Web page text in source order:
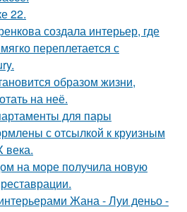
22.
создала интерьер, где
переплетается с
образом жизни,
на неё.
для пары
с отсылкой к круизным
века.
на море получила новую
Жана - Луи деньо -